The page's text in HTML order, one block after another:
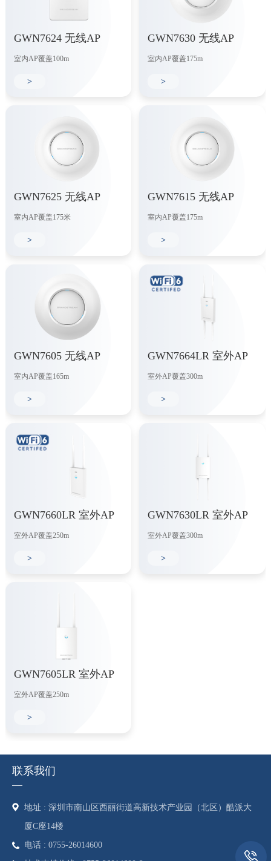
GWN7624 无线AP
室内AP覆盖100m
>
GWN7630 无线AP
室内AP覆盖175m
>
GWN7625 无线AP
室内AP覆盖175米
>
GWN7615 无线AP
室内AP覆盖175m
>
GWN7605 无线AP
室内AP覆盖165m
>
GWN7664LR 室外AP
室外AP覆盖300m
>
GWN7660LR 室外AP
室外AP覆盖250m
>
GWN7630LR 室外AP
室外AP覆盖300m
>
GWN7605LR 室外AP
室外AP覆盖250m
>
联系我们
地址 : 深圳市南山区西丽街道高新技术产业园（北区）酷派大
厦C座14楼
电话 : 0755-26014600